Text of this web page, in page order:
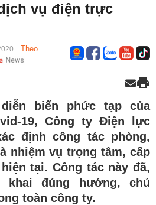
vụ điện trực
Theo
biến phức tạp của
19, Công ty Điện lực
định công tác phòng,
nhiệm vụ trọng tâm, cấp
tại. Công tác này đã,
khai đúng hướng, chủ
toàn công ty.